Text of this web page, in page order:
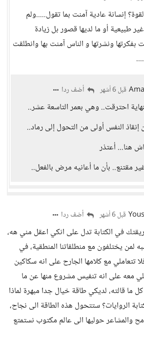
إنسانة عادية آمنت بما تقول.....ولم
طبيعية أو ما لديها قصور بل زيادة
بفكرتها ونشرتها و الناس آمنت بها وانطلقت
قبل 6 أشهر أضف ردا
احترقت.. وهي بعمر التاسعة عشر..
إنقاذ النفس أولى من التحول إلى رماد..
هنا... أعتذر
مقتنع.. بأن ما أعانيه مرض بالفعل..
قبل 6 أشهر أضف ردا
في الكتابة تدل على انكي اعقل مني هه،
لمن يختلفون مع منطلقاتنا المنطقية، في
تتعاملي مع كلامها الجارح على انه سكاكين
معه على انه تنفيس مشروع منها عن ما
ما قالته، لديكي طاقة خيال جدا مبهرة لماذا
الروايات؟ ستتحول هذه الطاقة الى نجاح،
والمشاعر حوليها الى عالم مكتوب نستمتع